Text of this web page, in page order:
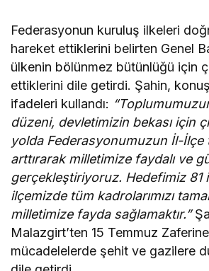
Federasyonun kuruluş ilkeleri
hareket ettiklerini belirten Genel
ülkenin bölünmez bütünlüğü için
ettiklerini dile getirdi. Şahin,
ifadeleri kullandı:
düzeni, devletimizin bekası için
yolda Federasyonumuzun İl-İlçe
arttırarak milletimize faydalı ve
gerçekleştiriyoruz. Hedefimiz 81
ilçemizde tüm kadrolarımızı
milletimize fayda sağlamaktır.”
Malazgirt’ten 15 Temmuz
mücadelelerde şehit ve gazilere